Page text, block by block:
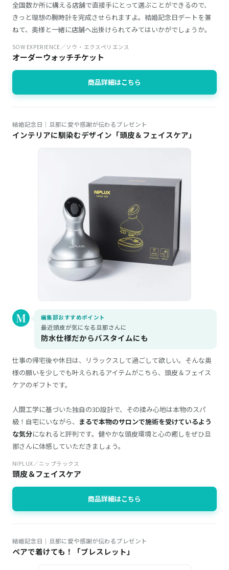
全国数か所に構える店舗で直接手にとって選ぶことができるので、
きっと理想の腕時計を完成させられますよ。結婚記念日デートを兼
ねて、奥様と一緒に店舗へ出掛けられてみてはいかがでしょうか。
SOW EXPERIENCE／ソウ・エクスペリエンス
オーダーウォッチチケット
商品詳細はこちら
結婚記念日｜旦那に愛や感謝が伝わるプレゼント
インテリアに馴染むデザイン「頭皮＆フェイスケア」
編集部おすすめポイント
最近頭皮が気になる旦那さんに
防水仕様だからバスタイムにも
仕事の帰宅後や休日は、リラックスして過ごして欲しい。そんな奥
様の願いを少しでも叶えられるアイテムがこちら、頭皮＆フェイス
ケアのギフトです。
人間工学に基づいた独自の3D設計で、その揉み心地は本物のスパ
級！自宅にいながら、 まるで本物のサロンで施術を受けているよう
な気分になれると評判です。健やかな頭皮環境と心の癒しをぜひ旦
那さんに体感していただきましょう。
NIPLUX／ニップラックス
頭皮＆フェイスケア
商品詳細はこちら
結婚記念日｜旦那に愛や感謝が伝わるプレゼント
ペアで着けても！「ブレスレット」